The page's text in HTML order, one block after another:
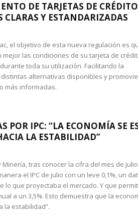
DE TARJETAS DE CRÉDITO
CLARAS Y ESTANDARIZADAS
el objetivo de esta nueva regulación es
las condiciones de su tarjeta de
toda su utilización. Facilitando la
alternativas disponibles y
más informadas.
POR IPC: “LA ECONOMÍA SE
LA ESTABILIDAD”
Minería, tras conocer la cifra del mes de
el IPC de julio con un leve 0,1%, un
lo que proyectaba el mercado. Y que
a un 3,5%. Esto demuestra que la
la estabilidad”.